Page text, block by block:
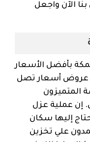
الآن واجعل
بأفضل الأسعار
عروض أسعار تصل
المتميزون
إن عملية عزل
إليها سكان
علي تخزين